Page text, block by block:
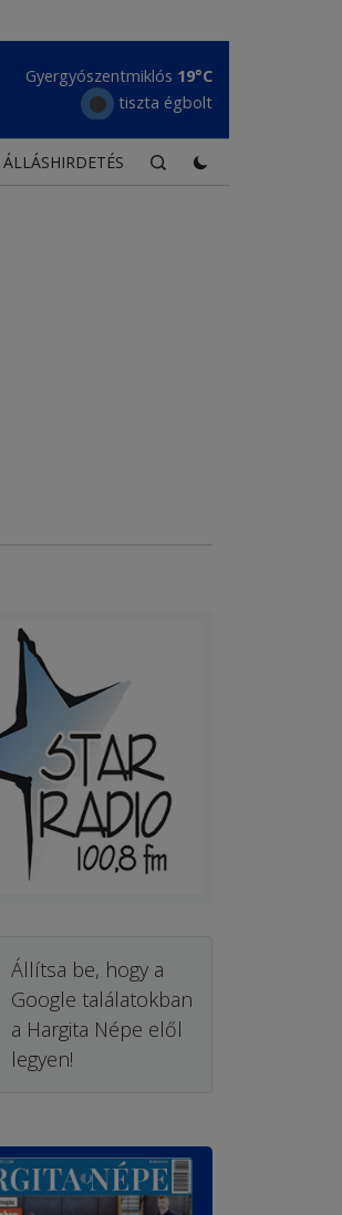
Maroshévíz 20°C
tiszta égbolt
ÁLLÁSHIRDETÉS
Állítsa be, hogy a
Google találatokban
a Hargita Népe elől
legyen!